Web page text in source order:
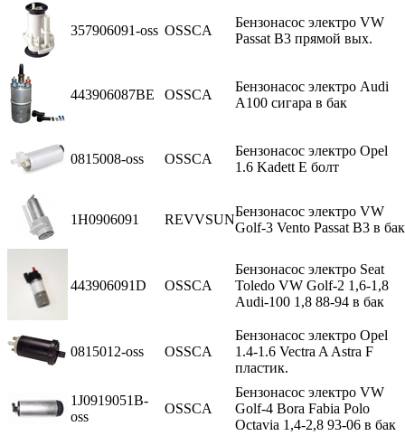
357906091-oss OSSCA
Бензонасос электро VW
Passat В3 прямой вых.
443906087BE OSSCA
Бензонасос электро Audi
A100 сигара в бак
0815008-oss OSSCA
Бензонасос электро Opel
1.6 Kadett Е болт
1H0906091 REVVSUN
Бензонасос электро VW
Golf-3 Vento Passat В3 в бак
443906091D OSSCA
Бензонасос электро Seat
Toledo VW Golf-2 1,6-1,8
Audi-100 1,8 88-94 в бак
0815012-oss OSSCA
Бензонасос электро Opel
1.4-1.6 Vectra A Astra F
пластик.
1J0919051B-
oss
OSSCA
Бензонасос электро VW
Golf-4 Bora Fabia Polo
Octavia 1,4-2,8 93-06 в бак